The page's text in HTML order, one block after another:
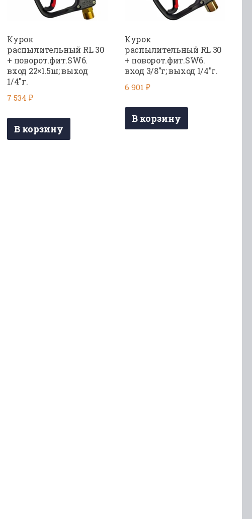
Курок
распылительный RL 30
+ поворот.фит.SW6.
вход 22×1.5ш; выход
1/4″г.
7 534₽
В корзину
Курок
распылительный RL 30
+ поворот.фит.SW6.
вход 3/8″г; выход 1/4″г.
6 901₽
В корзину